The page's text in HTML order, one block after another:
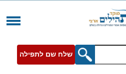
שלח שם לתפילה